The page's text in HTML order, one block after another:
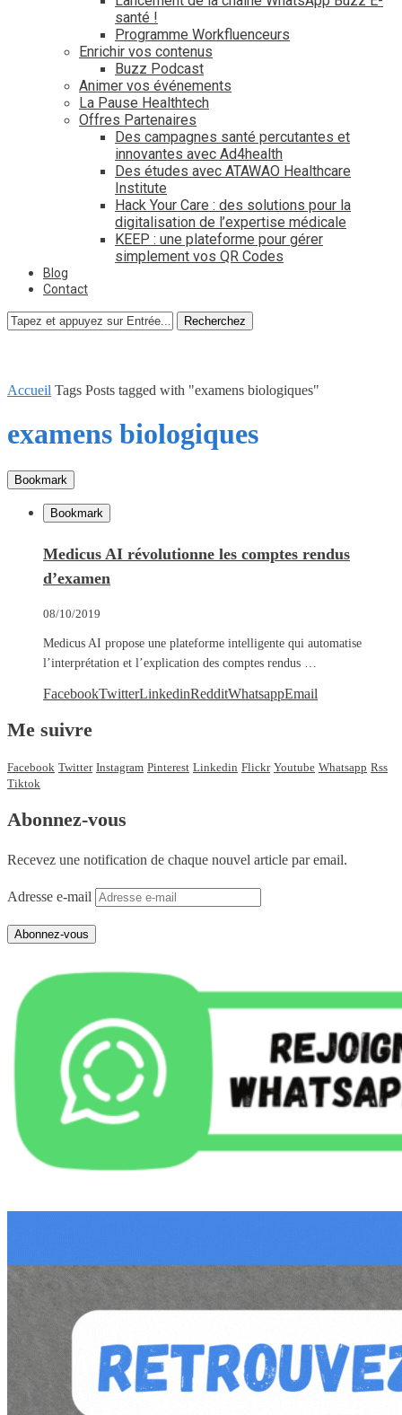
santé !
Programme Workfluenceurs
Enrichir vos contenus
Buzz Podcast
Animer vos événements
La Pause Healthtech
Offres Partenaires
Des campagnes santé percutantes et
innovantes avec Ad4health
Des études avec ATAWAO Healthcare
Institute
Hack Your Care : des solutions pour la
digitalisation de l’expertise médicale
KEEP : une plateforme pour gérer
simplement vos QR Codes
Blog
Contact
Recherchez
Accueil Tags Posts tagged with "examens biologiques"
examens biologiques
Bookmark
Bookmark
Medicus AI révolutionne les comptes rendus
d’examen
08/10/2019
Medicus AI propose une plateforme intelligente qui automatise
l’interprétation et l’explication des comptes rendus …
FacebookTwitterLinkedinRedditWhatsappEmail
Me suivre
Facebook Twitter Instagram Pinterest Linkedin Flickr Youtube Whatsapp Rss
Tiktok
Abonnez-vous
Recevez une notification de chaque nouvel article par email.
Adresse e-mail
Abonnez-vous